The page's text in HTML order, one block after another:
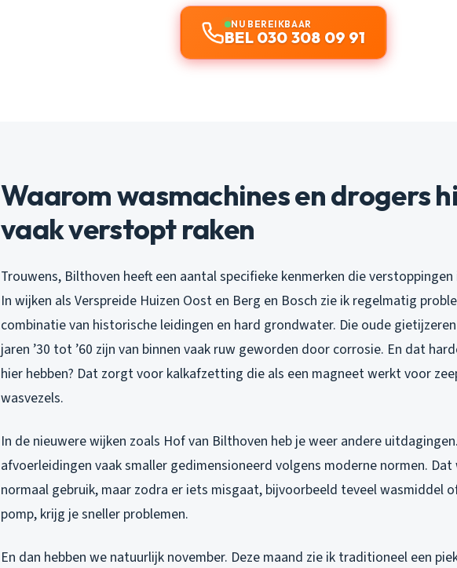
NU BEREIKBAAR
BEL 030 308 09 91
Waarom wasmachines en drogers
vaak verstopt raken
Trouwens, Bilthoven heeft een aantal specifieke kenmerken die
In wijken als Verspreide Huizen Oost en Berg en Bosch zie ik regelmatig
combinatie van historische leidingen en hard grondwater. Die oude
jaren ’30 tot ’60 zijn van binnen vaak ruw geworden door corrosie. En dat
hier hebben? Dat zorgt voor kalkafzetting die als een magneet werkt voor
wasvezels.
In de nieuwere wijken zoals Hof van Bilthoven heb je weer andere
afvoerleidingen vaak smaller gedimensioneerd volgens moderne normen.
normaal gebruik, maar zodra er iets misgaat, bijvoorbeeld teveel wasmiddel
pomp, krijg je sneller problemen.
En dan hebben we natuurlijk november. Deze maand zie ik traditioneel een